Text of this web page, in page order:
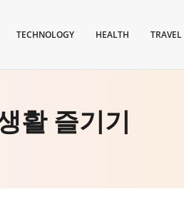
TECHNOLOGY HEALTH TRAVEL
활 즐기기